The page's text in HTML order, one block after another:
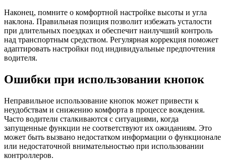
Наконец, помните о комфортной настройке высоты и угла
наклона. Правильная позиция позволит избежать усталости
при длительных поездках и обеспечит наилучший контроль
над транспортным средством. Регулярная коррекция поможет
адаптировать настройки под индивидуальные предпочтения
водителя.
Ошибки при использовании кнопок
Неправильное использование кнопок может привести к
неудобствам и снижению комфорта в процессе вождения.
Часто водители сталкиваются с ситуациями, когда
запущенные функции не соответствуют их ожиданиям. Это
может быть вызвано недостатком информации о функционале
или недостаточной внимательностью при использовании
контроллеров.